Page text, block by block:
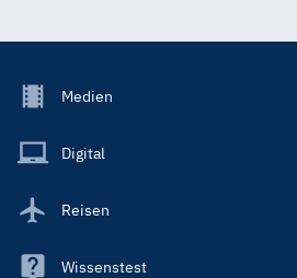
Footer
Main
Medien
Digital
Reisen
Wissenstest